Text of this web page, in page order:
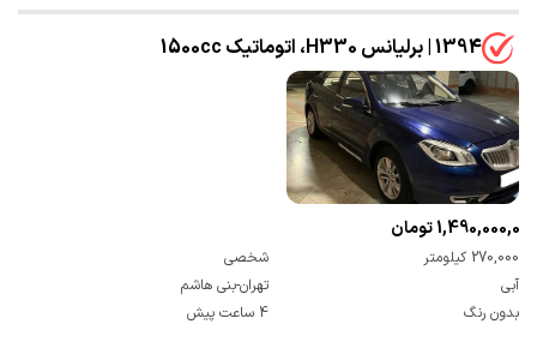
1394 | برلیانس H330، اتوماتیک 1500cc
1,490,000,000 تومان
270,000 کیلومتر
شخصی
آبی
تهران-بنی هاشم
بدون رنگ
4 ساعت پیش